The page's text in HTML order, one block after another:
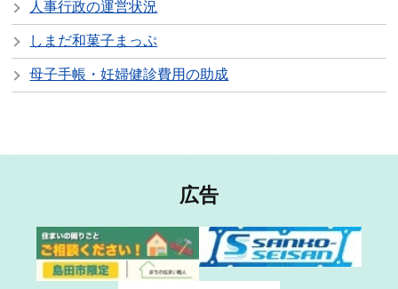
人事行政の運営状況
しまだ和菓子まっぷ
母子手帳・妊婦健診費用の助成
広告